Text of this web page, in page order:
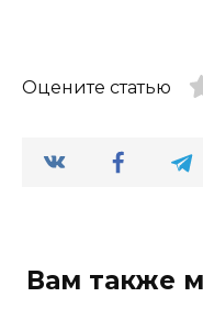
Оцените статью
Вам также